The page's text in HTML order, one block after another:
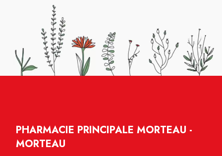
PHARMACIE PRINCIPALE MORTEAU -
MORTEAU